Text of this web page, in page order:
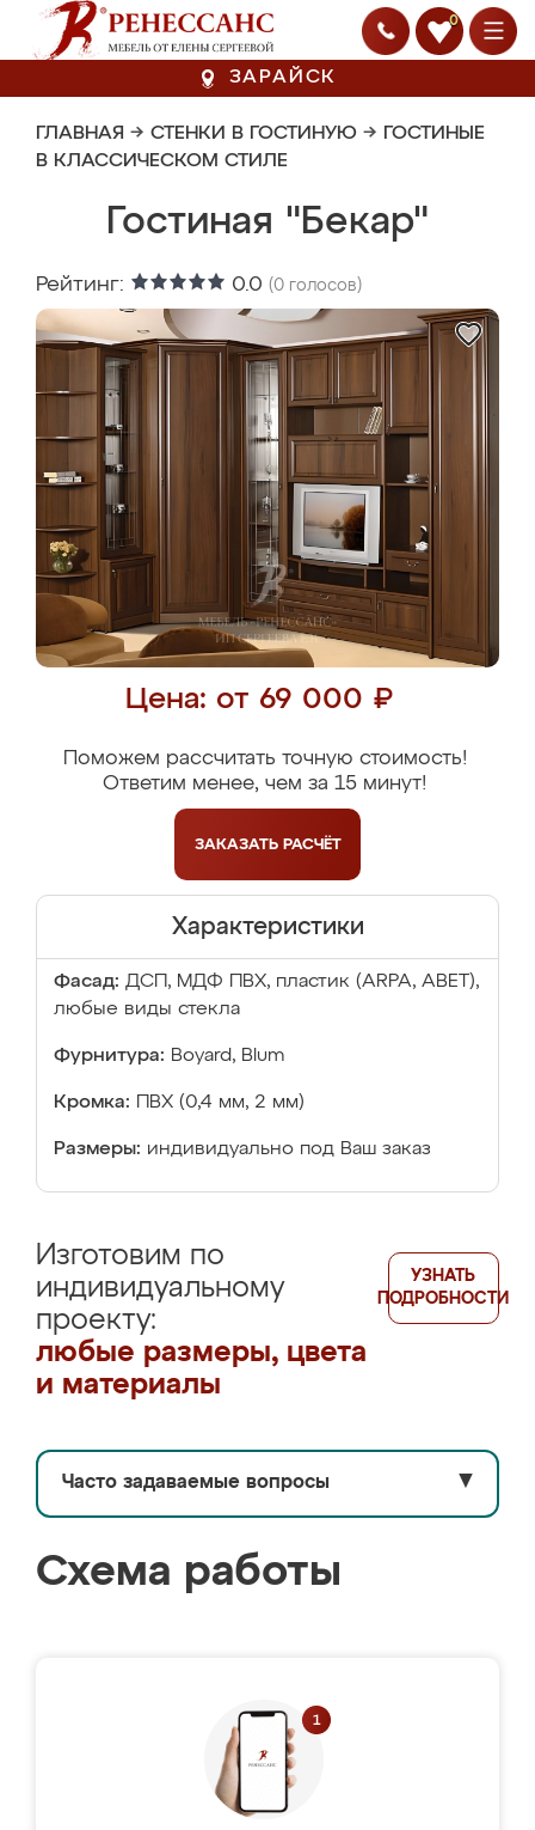
0
ЗАРАЙСК
ГЛАВНАЯ → СТЕНКИ В ГОСТИНУЮ → ГОСТИНЫЕ
В КЛАССИЧЕСКОМ СТИЛЕ
Гостиная "Бекар"
Рейтинг: 0.0 (0 голосов)
Цена: от 69 000 ₽
Поможем рассчитать точную стоимость!
Ответим менее, чем за 15 минут!
ЗАКАЗАТЬ РАСЧЁТ
Характеристики
Фасад: ДСП, МДФ ПВХ, пластик (ARPA, ABET),
любые виды стекла
Фурнитура: Boyard, Blum
Кромка: ПВХ (0,4 мм, 2 мм)
Размеры: индивидуально под Ваш заказ
Изготовим по
индивидуальному
проекту:
любые размеры, цвета
и материалы
УЗНАТЬ
ПОДРОБНОСТИ
Часто задаваемые вопросы ▼
Схема работы